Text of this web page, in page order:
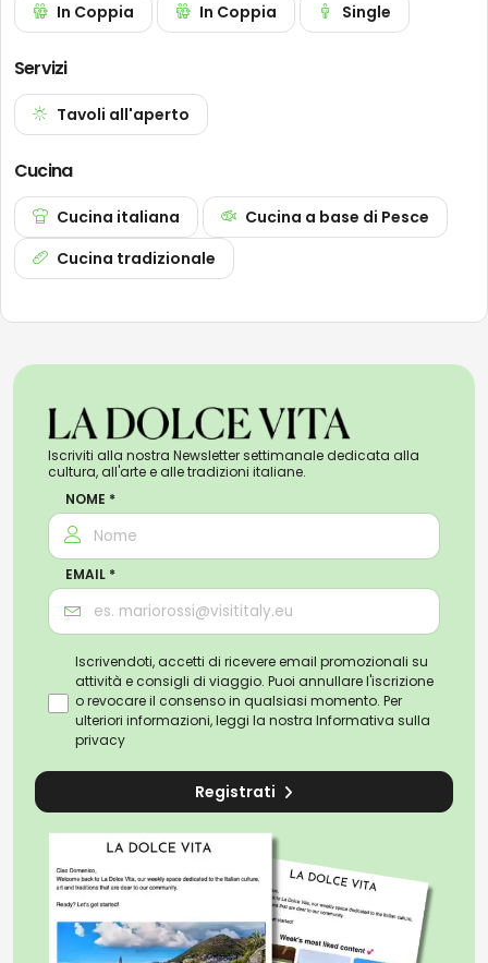
In Coppia
In Coppia Single
Servizi
Tavoli all'aperto
Cucina
Cucina italiana
Cucina a base di Pesce
Cucina tradizionale
Iscriviti alla nostra Newsletter settimanale dedicata alla
cultura, all'arte e alle tradizioni italiane.
NOME *
EMAIL *
Iscrivendoti, accetti di ricevere email promozionali su
attività e consigli di viaggio. Puoi annullare l'iscrizione
o revocare il consenso in qualsiasi momento. Per
ulteriori informazioni, leggi la nostra Informativa sulla
privacy
Registrati